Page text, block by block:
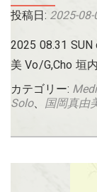
投稿日: 2025-08-
2025 08.31
美 Vo/G,Cho 垣
カテゴリー:
Solo、 国岡真由